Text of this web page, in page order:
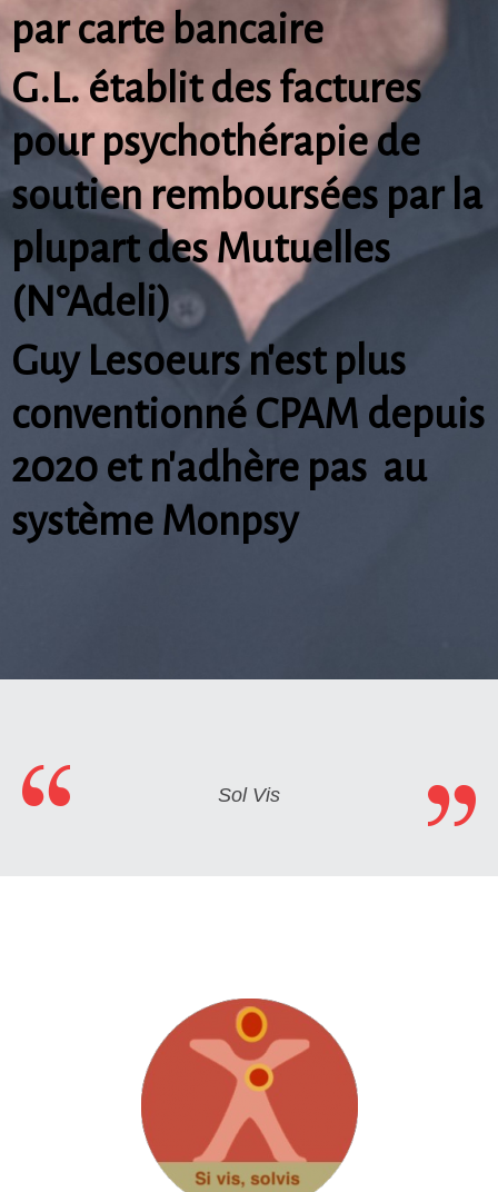
par carte bancaire
G.L. établit des factures
pour psychothérapie de
soutien remboursées par la
plupart des Mutuelles
(N°Adeli)
Guy Lesoeurs n'est plus
conventionné CPAM depuis
2020 et n'adhère pas au
système Monpsy
Sol Vis